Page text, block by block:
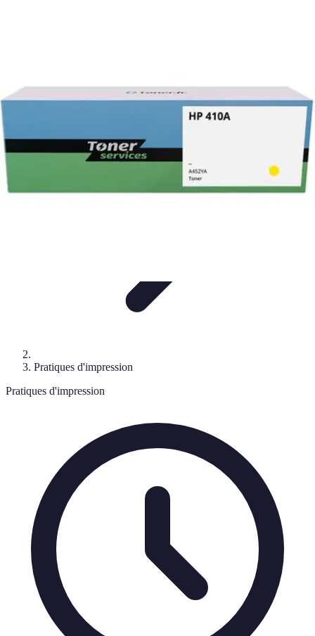
Pratiques d'impression
Pratiques d'impression